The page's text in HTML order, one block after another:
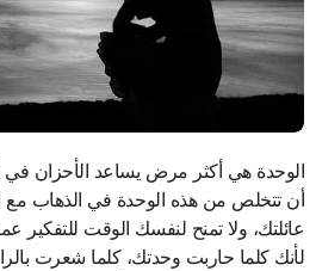
الوحدة هي أكثر مرض يساعد الأحزان في أهدافها السلبية، ولذلك يجب
أن تتخلص من هذه الوحدة في الذهاب مع
عائلتك، ولا تمنح لنفسك الوقت للتفكير
لأنك كلما حاربت وحدتك، كلما شعرت